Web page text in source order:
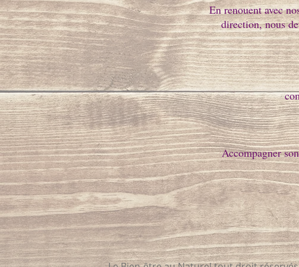
En renouent avec
direction, nous
Accompagner